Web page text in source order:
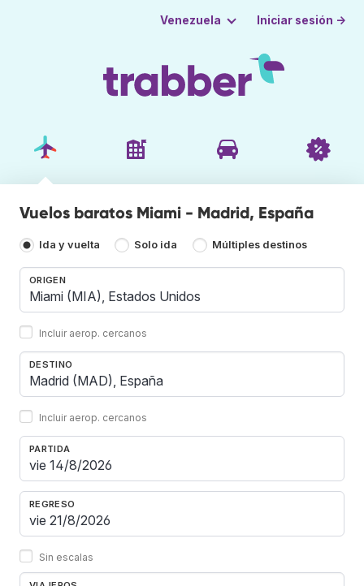
Venezuela Iniciar sesión →
Vuelos baratos Miami - Madrid, España
Ida y vuelta Solo ida Múltiples destinos
ORIGEN
Incluir aerop. cercanos
DESTINO
Incluir aerop. cercanos
PARTIDA
REGRESO
Sin escalas